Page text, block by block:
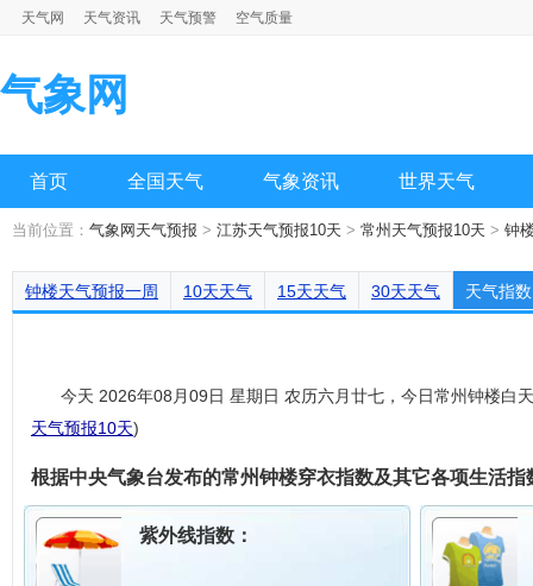
天气网 天气资讯 天气预警 空气质量
气象网
首页 全国天气 气象资讯 世界天气
当前位置： 气象网天气预报 > 江苏天气预报10天 > 常州天气预报10天 > 钟
钟楼天气预报一周 10天天气 15天天气 30天天气 天气指数
今天 2026年08月09日 星期日 农历六月廿七，今日常州钟楼
天气预报10天)
根据中央气象台发布的常州钟楼穿衣指数及其它各项生活指
紫外线指数：